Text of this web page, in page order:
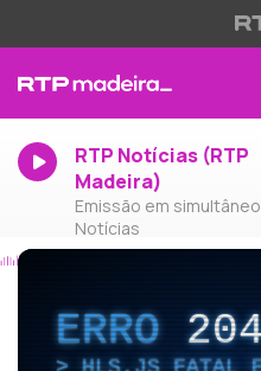
RTP Notícias (RTP
Madeira)
Emissão em
Notícias
ERRO